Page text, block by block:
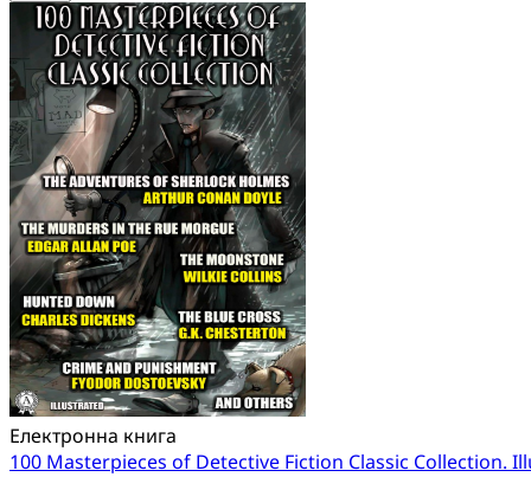
Електронна книга
100 Masterpieces of Detective Fiction Classic Collection.